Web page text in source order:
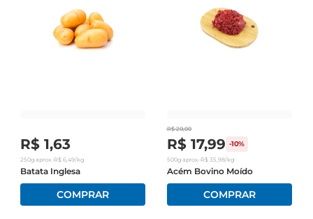
R$ 1,63
250g aprox. •R$ 6,49/kg
Batata Inglesa
R$ 20,00
R$ 17,99 -10%
500gaprox. •R$ 35,98/kg
Acém Bovino Moído